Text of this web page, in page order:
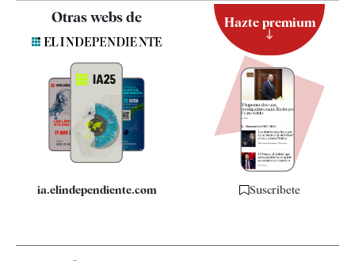
Contacto
Quiénes somos
Especificaciones
Otras webs de
ia.elindependiente.com
Hazte premium
Suscríbete